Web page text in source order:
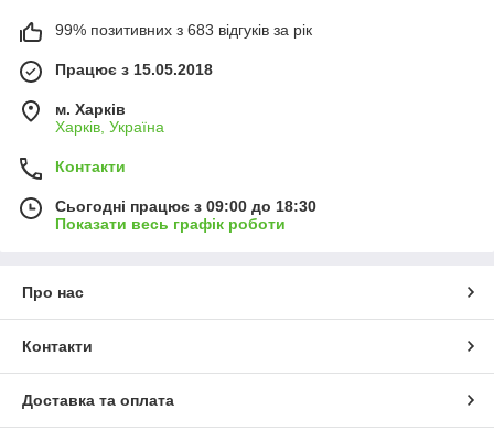
99% позитивних з 683 відгуків за рік
Працює з 15.05.2018
м. Харків
Харків, Україна
Контакти
Сьогодні працює з 09:00 до 18:30
Показати весь графік роботи
Про нас
Контакти
Доставка та оплата